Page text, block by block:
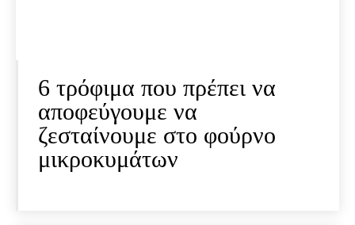
6 τρόφιμα που πρέπει να
αποφεύγουμε να
ζεσταίνουμε στο φούρνο
μικροκυμάτων